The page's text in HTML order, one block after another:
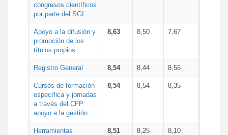
congresos científicos
por parte del SGI
Apoyo a la difusión y
promoción de los
títulos propios
8,63 8,50 7,67
Registro General 8,54 8,44 8,56
Cursos de formación
específica y jornadas
a través del CFP:
apoyo a la gestión
8,54 8,54 8,35
Herramientas
8,51 8,25 8,10